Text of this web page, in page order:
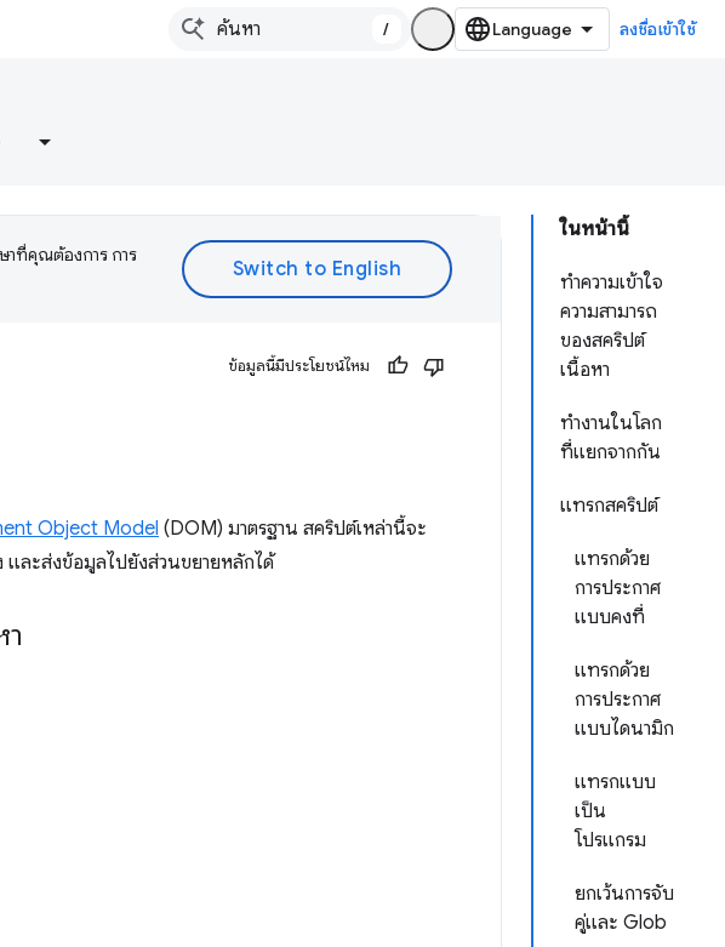
/ ลงชื่อเข้าใช้
ในหน้านี้
ทำความเข้าใจ
ความสามารถ
ของสคริปต์
เนื้อหา
ทำงานในโลก
ที่แยกจากกัน
แทรกสคริปต์
แทรกด้วย
การประกาศ
แบบคงที่
แทรกด้วย
การประกาศ
แบบไดนามิก
แทรกแบบ
เป็น
โปรแกรม
ยกเว้นการจับ
คู่และ Glob
าที่คุณต้องการ การ
ข้อมูลนี้มีประโยชน์ไหม
Object Model (DOM) มาตรฐาน สคริปต์เหล่านี้จะ
และส่งข้อมูลไปยังส่วนขยายหลักได้